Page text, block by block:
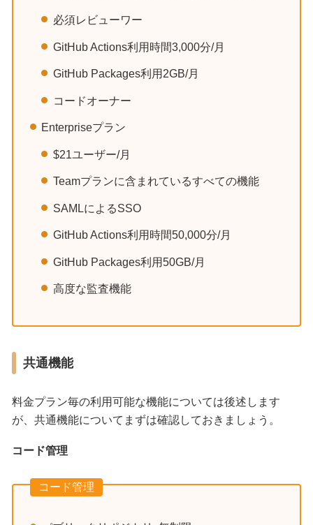
必須レビューワー
GitHub Actions利用時間3,000分/月
GitHub Packages利用2GB/月
コードオーナー
Enterpriseプラン
$21ユーザー/月
Teamプランに含まれているすべての機能
SAMLによるSSO
GitHub Actions利用時間50,000分/月
GitHub Packages利用50GB/月
高度な監査機能
共通機能
料金プラン毎の利用可能な機能については後述します
が、共通機能についてまずは確認しておきましょう。
コード管理
コード管理